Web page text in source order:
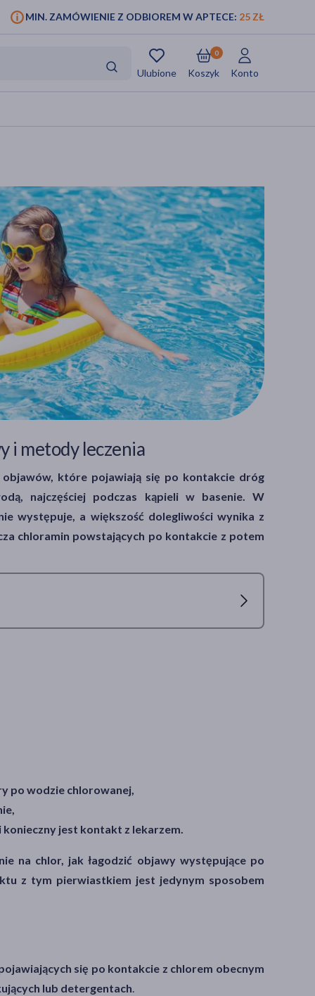
MIN. ZAMÓWIENIE Z ODBIOREM W APTECE: 25 ZŁ
Ulubione Koszyk
0
Konto
i metody leczenia
które pojawiają się po kontakcie dróg
najczęściej podczas kąpieli w basenie. W
występuje, a większość dolegliwości wynika z
chloramin powstających po kontakcie z potem
po wodzie chlorowanej,
konieczny jest kontakt z lekarzem.
na chlor, jak łagodzić objawy występujące po
z tym pierwiastkiem jest jedynym sposobem
się po kontakcie z chlorem obecnym
lub detergentach.